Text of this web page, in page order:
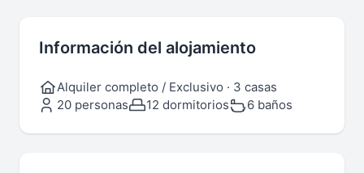
Información del alojamiento
Alquiler completo / Exclusivo · 3 casas
20 personas
12 dormitorios 6 baños